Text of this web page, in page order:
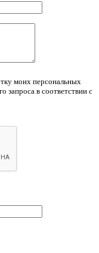
моих персональных
запроса в соответствии с